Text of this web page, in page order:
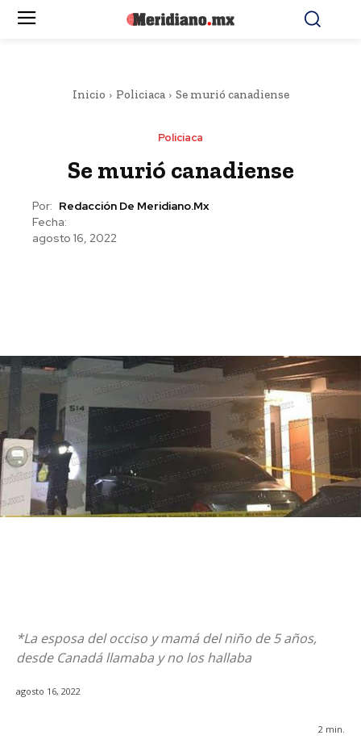
Inicio Policiaca Se murió canadiense
Policiaca
Se murió canadiense
Por: Redacción De Meridiano.mx
Fecha:
agosto 16, 2022
*La esposa del occiso y mamá del niño de 5 años,
desde Canadá llamaba y no los hallaba
agosto 16, 2022
2 min.